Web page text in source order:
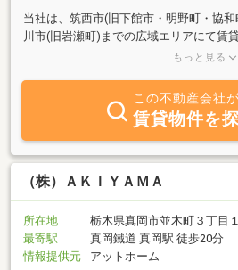
当社は、筑西市(旧下館市・明野町・協
川市(旧岩瀬町)までの広域エリアにて賃
おります。物件情報を豊富に取り扱って
もっと見る
この不動産会社
賃貸物件を
（株）ＡＫＩＹＡＭＡ
所在地
栃木県真岡市並木町３丁目
最寄駅
真岡鐵道 真岡駅 徒歩20分
情報提供元
アットホーム